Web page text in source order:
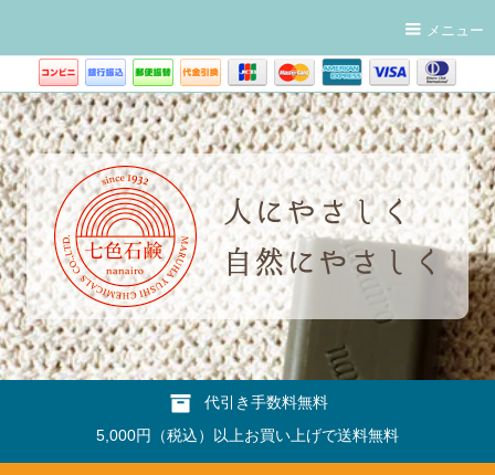
メニュー
代引き手数料無料
5,000円（税込）以上お買い上げで送料無料